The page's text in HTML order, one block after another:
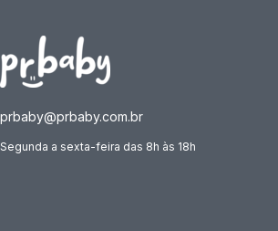
prbaby@prbaby.com.br
Segunda a sexta-feira das 8h às 18h